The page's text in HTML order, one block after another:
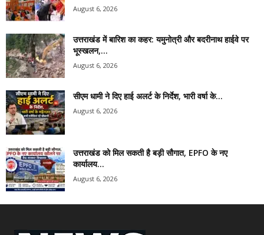
August 6, 2026
उत्तराखंड में बारिश का कहर: यमुनोत्री और बदरीनाथ हाईवे पर
भूस्खलन,...
August 6, 2026
सीएम धामी ने दिए हाई अलर्ट के निर्देश, भारी वर्षा के...
August 6, 2026
उत्तराखंड को मिल सकती है बड़ी सौगात, EPFO के नए
कार्यालय...
August 6, 2026